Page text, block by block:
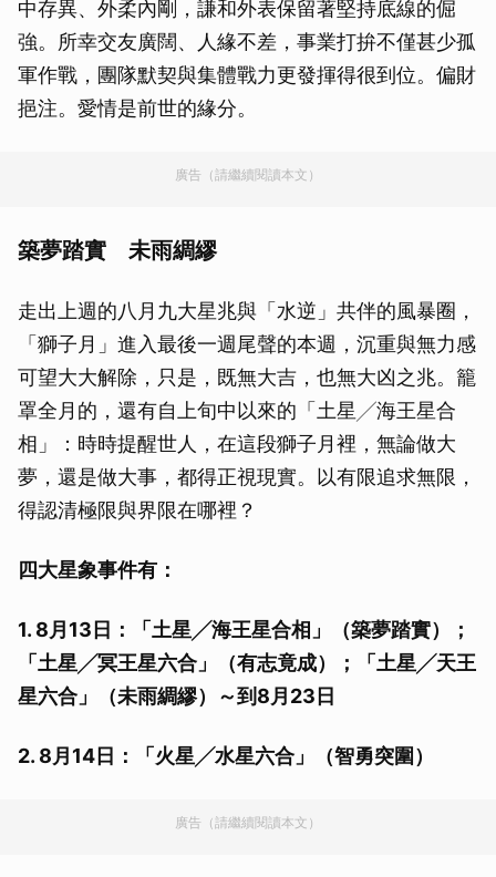
中存異、外柔內剛，謙和外表保留著堅持底線的倔
強。所幸交友廣闊、人緣不差，事業打拚不僅甚少孤
軍作戰，團隊默契與集體戰力更發揮得很到位。偏財
挹注。愛情是前世的緣分。
廣告（請繼續閱讀本文）
築夢踏實 未雨綢繆
走出上週的八月九大星兆與「水逆」共伴的風暴圈，
「獅子月」進入最後一週尾聲的本週，沉重與無力感
可望大大解除，只是，既無大吉，也無大凶之兆。籠
罩全月的，還有自上旬中以來的「土星╱海王星合
相」：時時提醒世人，在這段獅子月裡，無論做大
夢，還是做大事，都得正視現實。以有限追求無限，
得認清極限與界限在哪裡？
四大星象事件有：
1. 8月13日：「土星╱海王星合相」（築夢踏實）；
「土星╱冥王星六合」（有志竟成）；「土星╱天王
星六合」（未雨綢繆）～到8月23日
2. 8月14日：「火星╱水星六合」（智勇突圍）
廣告（請繼續閱讀本文）